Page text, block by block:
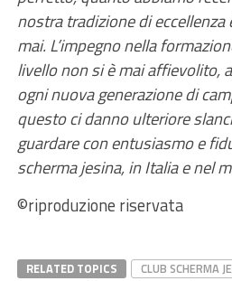
nostra tradizione di eccellenza
mai. L’impegno nella
livello non si è mai affievolito,
ogni nuova generazione di
questo ci danno ulteriore
guardare con entusiasmo e
scherma jesina, in Italia e nel
©riproduzione riservata
RELATED TOPICS CLUB SCHERMA